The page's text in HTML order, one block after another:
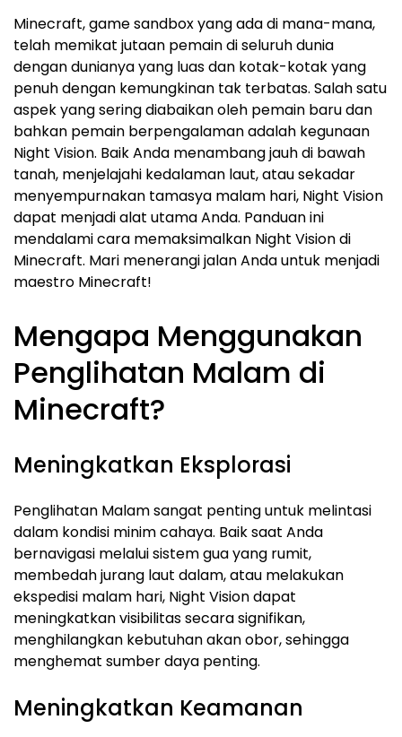
Minecraft, game sandbox yang ada di mana-mana,
telah memikat jutaan pemain di seluruh dunia
dengan dunianya yang luas dan kotak-kotak yang
penuh dengan kemungkinan tak terbatas. Salah satu
aspek yang sering diabaikan oleh pemain baru dan
bahkan pemain berpengalaman adalah kegunaan
Night Vision. Baik Anda menambang jauh di bawah
tanah, menjelajahi kedalaman laut, atau sekadar
menyempurnakan tamasya malam hari, Night Vision
dapat menjadi alat utama Anda. Panduan ini
mendalami cara memaksimalkan Night Vision di
Minecraft. Mari menerangi jalan Anda untuk menjadi
maestro Minecraft!
Mengapa Menggunakan
Penglihatan Malam di
Minecraft?
Meningkatkan Eksplorasi
Penglihatan Malam sangat penting untuk melintasi
dalam kondisi minim cahaya. Baik saat Anda
bernavigasi melalui sistem gua yang rumit,
membedah jurang laut dalam, atau melakukan
ekspedisi malam hari, Night Vision dapat
meningkatkan visibilitas secara signifikan,
menghilangkan kebutuhan akan obor, sehingga
menghemat sumber daya penting.
Meningkatkan Keamanan